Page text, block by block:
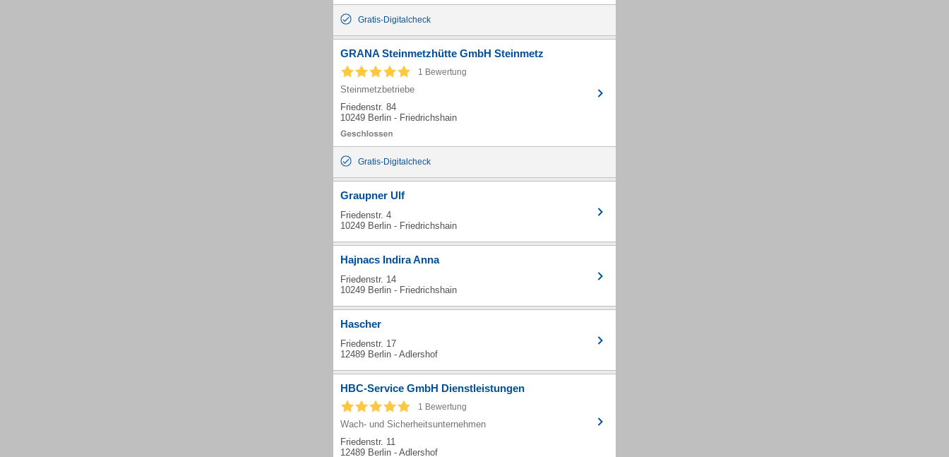
Gratis-Digitalcheck
GRANA Steinmetzhütte GmbH Steinmetz
1 Bewertung
Steinmetzbetriebe
Friedenstr. 84
10249 Berlin - Friedrichshain
Gratis-Digitalcheck
Graupner Ulf
Friedenstr. 4
10249 Berlin - Friedrichshain
Hajnacs Indira Anna
Friedenstr. 14
10249 Berlin - Friedrichshain
Hascher
Friedenstr. 17
12489 Berlin - Adlershof
HBC-Service GmbH Dienstleistungen
1 Bewertung
Wach- und Sicherheitsunternehmen
Friedenstr. 11
12489 Berlin - Adlershof